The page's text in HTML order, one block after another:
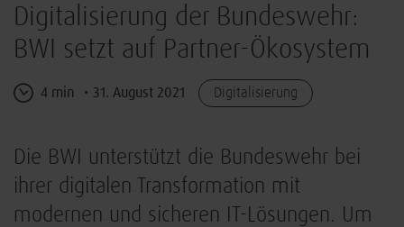
Digitalisierung der Bundeswehr:
BWI setzt auf Partner-Ökosystem
4 min 31. August 2021 Digitalisierung
Die BWI unterstützt die Bundeswehr bei
ihrer digitalen Transformation mit
modernen und sicheren IT-Lösungen. Um